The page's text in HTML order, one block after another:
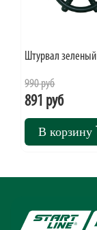
Штурвал зеленый
990 руб
891 руб
В корзину